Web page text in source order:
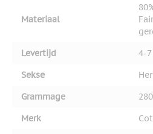
Materiaal
Levertijd
4-
Sekse
Grammage
Merk